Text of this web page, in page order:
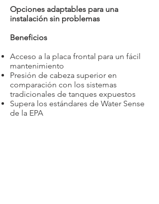
Opciones adaptables para una
instalación sin problemas
Beneficios
Acceso a la placa frontal para un fácil
mantenimiento
Presión de cabeza superior en
comparación con los sistemas
tradicionales de tanques expuestos
Supera los estándares de Water Sense
de la EPA